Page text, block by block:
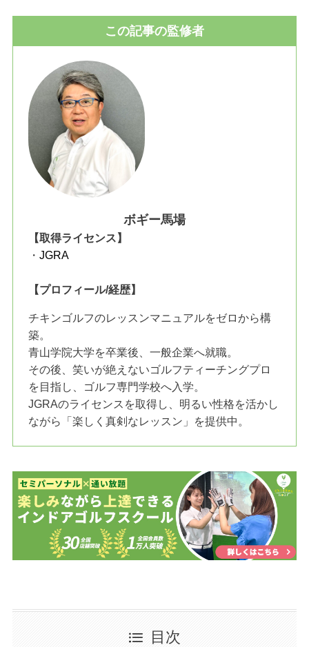
この記事の監修者
ボギー馬場
【取得ライセンス】
・JGRA
【プロフィール/経歴】
チキンゴルフのレッスンマニュアルをゼロから構
築。
青山学院大学を卒業後、一般企業へ就職。
その後、笑いが絶えないゴルフティーチングプロ
を目指し、ゴルフ専門学校へ入学。
JGRAのライセンスを取得し、明るい性格を活かし
ながら「楽しく真剣なレッスン」を提供中。
目次